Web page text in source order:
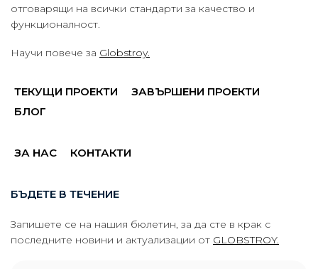
отговарящи на всички стандарти за качество и
функционалност.
Научи повече за Globstroy.
ТЕКУЩИ ПРОЕКТИ
ЗАВЪРШЕНИ ПРОЕКТИ
БЛОГ
ЗА НАС КОНТАКТИ
БЪДЕТЕ В ТЕЧЕНИЕ
Запишете се на нашия бюлетин, за да сте в крак с
последните новини и актуализации от GLOBSTROY.